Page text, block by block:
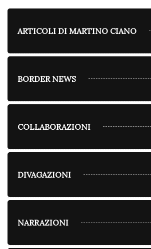
ARTICOLI DI MARTINO CIANO
BORDER NEWS
COLLABORAZIONI
DIVAGAZIONI
NARRAZIONI